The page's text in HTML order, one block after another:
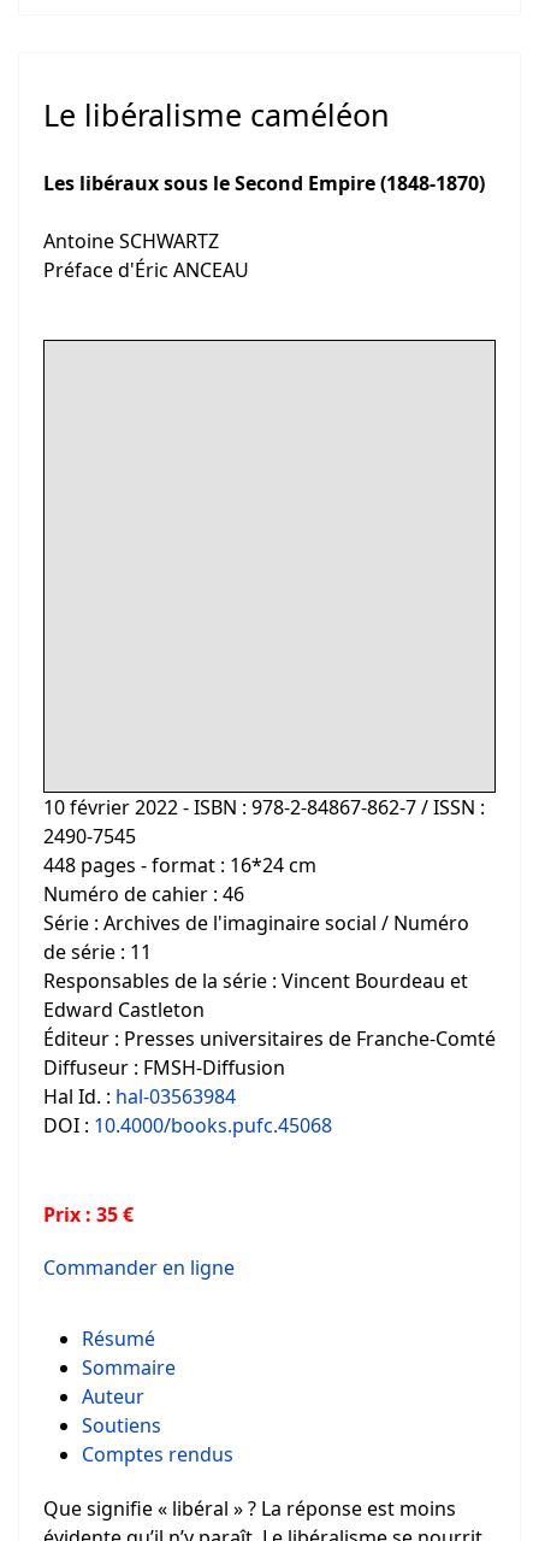
Le libéralisme caméléon
Les libéraux sous le Second Empire (1848-1870)
Antoine SCHWARTZ
Préface d'Éric ANCEAU
10 février 2022 - ISBN : 978-2-84867-862-7 / ISSN :
2490-7545
448 pages - format : 16*24 cm
Numéro de cahier : 46
Série : Archives de l'imaginaire social / Numéro
de série : 11
Responsables de la série : Vincent Bourdeau et
Edward Castleton
Éditeur : Presses universitaires de Franche-Comté
Diffuseur : FMSH-Diffusion
Hal Id. : hal-03563984
DOI : 10.4000/books.pufc.45068
Prix : 35 €
Commander en ligne
Résumé
Sommaire
Auteur
Soutiens
Comptes rendus
Que signifie « libéral » ? La réponse est moins